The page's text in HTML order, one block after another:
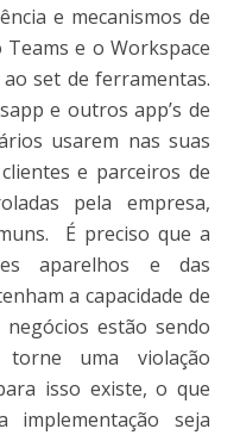
e mecanismos de
e o Workspace
set de ferramentas.
e outros app’s de
usarem nas suas
e parceiros de
pela empresa,
É preciso que a
aparelhos e das
a capacidade de
estão sendo
uma violação
isso existe, o que
seja